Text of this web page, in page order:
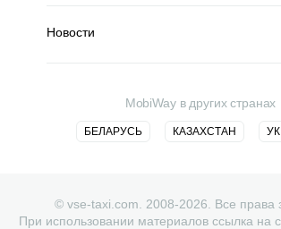
Новости
MobiWay в других странах
БЕЛАРУСЬ КАЗАХСТАН
© vse-taxi.com. 2008-2026. Все права
При использовании материалов ссылка на